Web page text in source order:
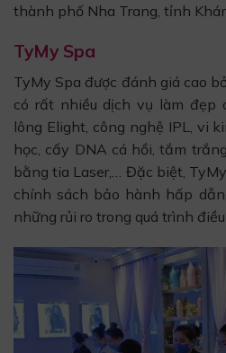
thành phố Nha Trang, tỉnh
TyMy Spa
TyMy Spa được đánh giá cao
có rất nhiều dịch vụ làm đẹp
lông Elight, công nghệ IPL, vi
học, cấy DNA cá hồi, tắm
bằng tia Laser,… Đặc biệt,
chính sách bảo hành hấp
những rủi ro trong quá trình